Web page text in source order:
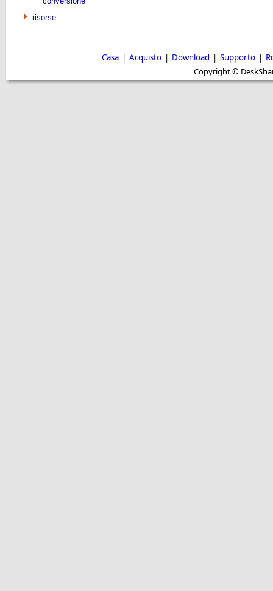
risorse
Casa | Acquisto | Download | Supporto |
Copyright ©